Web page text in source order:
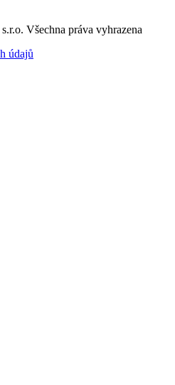
Všechna práva vyhrazena
údajů